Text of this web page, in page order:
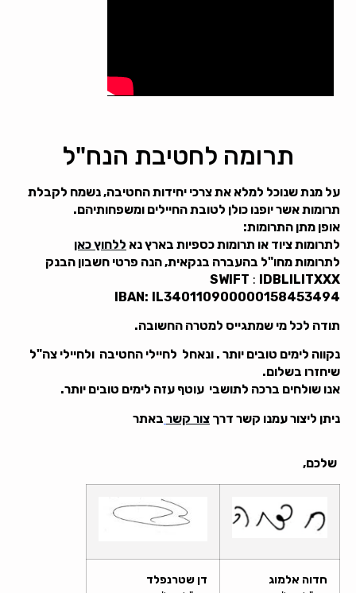
תרומה לחטיבת הנח"ל
על מנת שנוכל למלא את צרכי יחידות החטיבה, נשמח לקבלת
תרומות אשר יופנו כולן לטובת החיילים ומשפחותיהם.
אופן מתן התרומות:
לתרומות ציוד או תרומות כספיות בארץ נא ללחוץ כאן
לתרומות מחו"ל בהעברה בנקאית, הנה פרטי חשבון הבנק
SWIFT : IDBLILITXXX
IBAN: IL340110900000158453494
תודה לכל מי שמתגייס למטרה החשובה.
נקווה לימים טובים יותר . ונאחל לחיילי החטיבה ולחיילי צה"ל
שיחזרו בשלום.
אנו שולחים ברכה לתושבי עוטף עזה לימים טובים יותר.
ניתן ליצור עמנו קשר דרך צור קשר באתר
שלכם,
חדוה אלמוג
דן שטרנפלד